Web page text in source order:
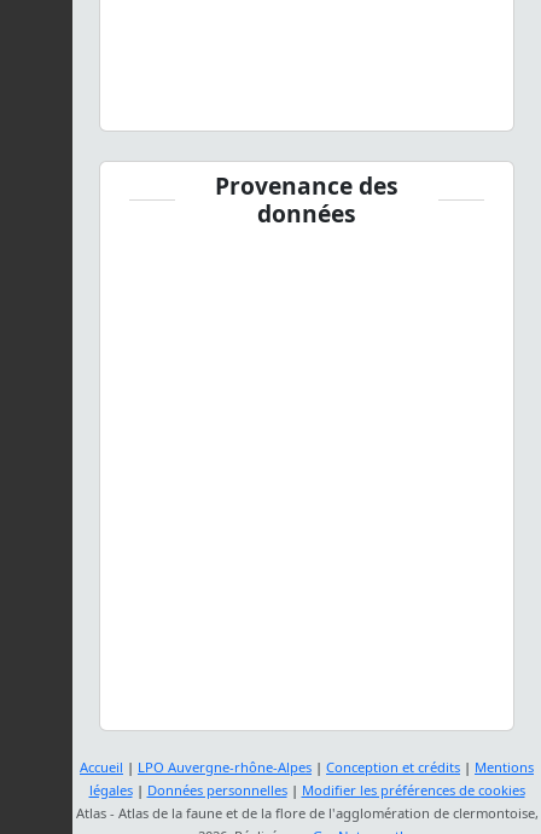
Provenance des
données
Accueil | LPO Auvergne-rhône-Alpes | Conception et crédits | Mentions
légales| Données personnelles| Modifier les préférences de cookies
Atlas - Atlas de la faune et de la flore de l'agglomération de clermontoise,